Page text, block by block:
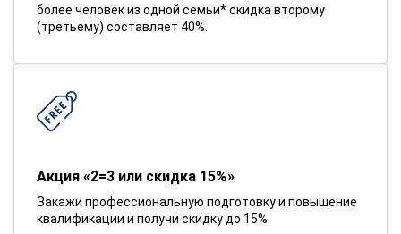
более человек из одной семьи* скидка второму
(третьему) составляет 40%.
Акция «2=3 или скидка 15%»
Закажи профессиональную подготовку и повышение
квалификации и получи скидку до 15%